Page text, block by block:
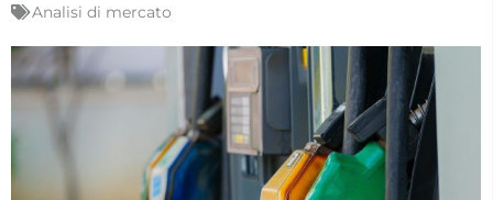
Analisi di mercato